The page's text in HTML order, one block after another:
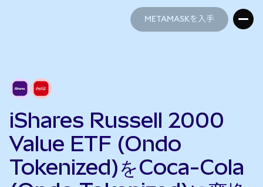
METAMASKを入手
iShares Russell 2000
Value ETF (Ondo
Tokenized)をCoca-Cola